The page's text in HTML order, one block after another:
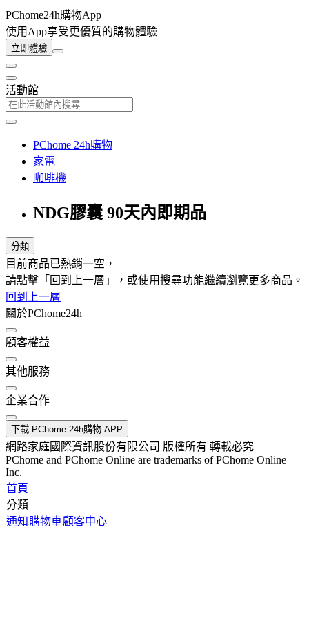
PChome24h購物App
使用App享受更優質的購物體驗
立即體驗
活動館
PChome 24h購物
家電
咖啡機
NDG膠囊 90天內即期品
分類
目前商品已熱銷一空，
請點擊「回到上一層」，或使用搜尋功能繼續瀏覽更多商品。
回到上一層
關於PChome24h
顧客權益
其他服務
企業合作
下載 PChome 24h購物 APP
網路家庭國際資訊股份有限公司 版權所有 轉載必究
PChome and PChome Online are trademarks of PChome Online
Inc.
首頁
分類
通知 購物車顧客中心